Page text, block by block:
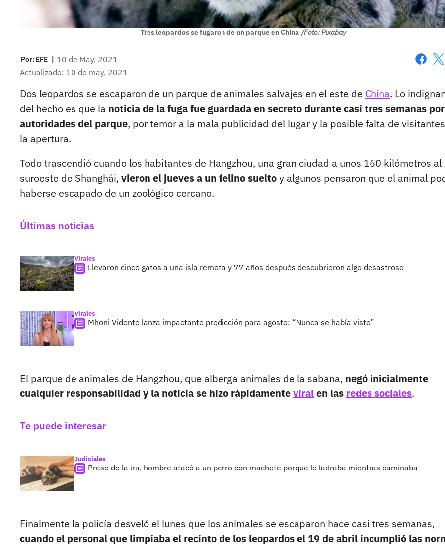
Tres leopardos se fugaron de un parque en China /Foto: Pixabay
Por: EFE | 10 de May, 2021
Actualizado: 10 de may, 2021
Dos leopardos se escaparon de un parque de animales salvajes en el este de China. Lo
del hecho es que la noticia de la fuga fue guardada en secreto durante casi tres semanas
autoridades del parque, por temor a la mala publicidad del lugar y la posible falta de
la apertura.
Todo trascendió cuando los habitantes de Hangzhou, una gran ciudad a unos 160 kilómetros al
suroeste de Shanghái, vieron el jueves a un felino sueltoy algunos pensaron que el animal
haberse escapado de un zoológico cercano.
Últimas noticias
Virales
Llevaron cinco gatos a una isla remota y 77 años después descubrieron algo desastroso
Virales
Mhoni Vidente lanza impactante predicción para agosto: “Nunca se había visto”
El parque de animales de Hangzhou, que alberga animales de la sabana, negó inicialmente
cualquier responsabilidad y la noticia se hizo rápidamenteviralen las redes sociales.
Te puede interesar
Judiciales
Preso de la ira, hombre atacó a un perro con machete porque le ladraba mientras caminaba
Finalmente la policía desveló el lunes que los animales se escaparon hace casi tres semanas,
cuando el personal que limpiaba el recinto de los leopardos el 19 de abril incumplió las